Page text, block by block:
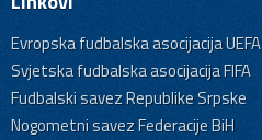
Evropska fudbalska asocijacija UEFA
Svjetska fudbalska asocijacija FIFA
Fudbalski savez Republike Srpske
Nogometni savez Federacije BiH